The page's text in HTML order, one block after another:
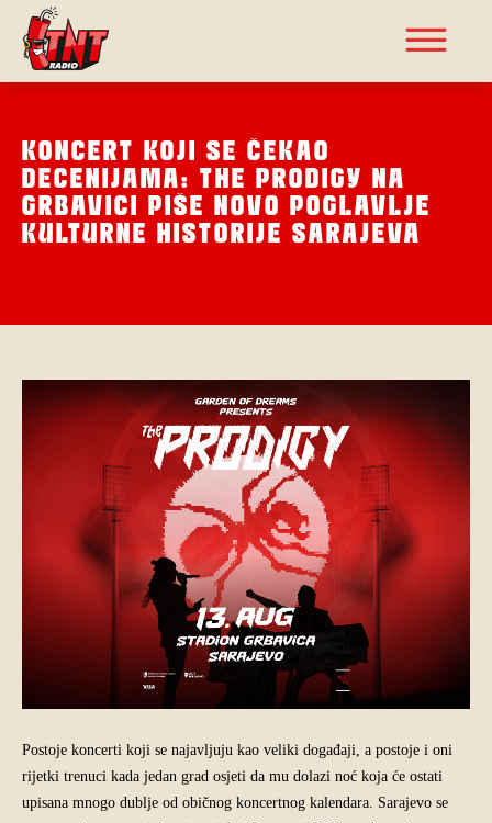
KONCERT KOJI SE ČEKAO
DECENIJAMA: THE PRODIGY NA
GRBAVICI PIŠE NOVO POGLAVLJE
KULTURNE HISTORIJE SARAJEVA
Postoje koncerti koji se najavljuju kao veliki događaji, a postoje i oni
rijetki trenuci kada jedan grad osjeti da mu dolazi noć koja će ostati
upisana mnogo dublje od običnog koncertnog kalendara. Sarajevo se